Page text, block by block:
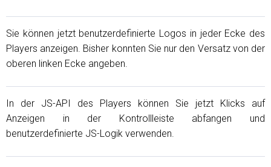
Sie können jetzt benutzerdefinierte Logos in jeder Ecke des
Players anzeigen. Bisher konnten Sie nur den Versatz von der
oberen linken Ecke angeben.
In der JS-API des Players können Sie jetzt Klicks auf
Anzeigen in der Kontrollleiste abfangen und
benutzerdefinierte JS-Logik verwenden.